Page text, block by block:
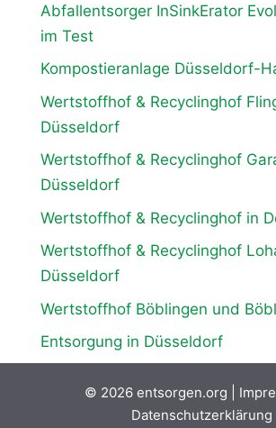
Abfallentsorger InSinkErator
im Test
Kompostieranlage Düsseldorf-
Wertstoffhof & Recyclinghof
Düsseldorf
Wertstoffhof & Recyclinghof
Düsseldorf
Wertstoffhof & Recyclinghof in
Wertstoffhof & Recyclinghof
Düsseldorf
Wertstoffhof Böblingen und
Entsorgung in Düsseldorf
© 2026 entsorgen.org
Datenschutzerklärung